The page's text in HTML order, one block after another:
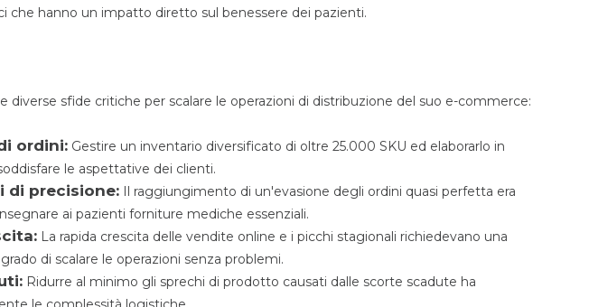
che hanno un impatto diretto sul benessere dei pazienti.
diverse sfide critiche per scalare le operazioni di distribuzione del suo e-commerce:
ordini: Gestire un inventario diversificato di oltre 25.000 SKU ed elaborarlo in
le aspettative dei clienti.
di precisione: Il raggiungimento di un'evasione degli ordini quasi perfetta era
ai pazienti forniture mediche essenziali.
La rapida crescita delle vendite online e i picchi stagionali richiedevano una
di scalare le operazioni senza problemi.
Ridurre al minimo gli sprechi di prodotto causati dalle scorte scadute ha